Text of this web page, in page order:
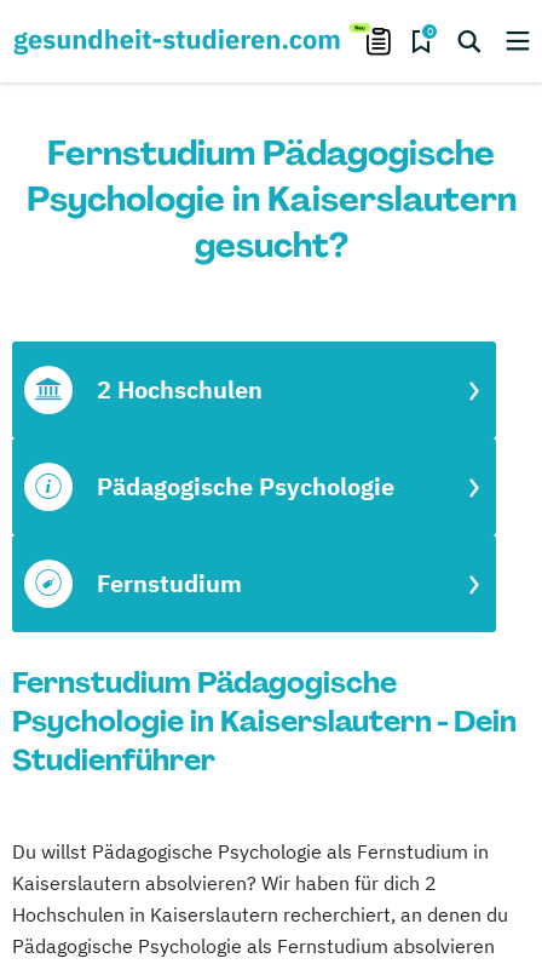
0
Fernstudium Pädagogische
Psychologie in Kaiserslautern
gesucht?
Fernstudium
Pädagogische Psychologie
2 Hochschulen
Fernstudium Pädagogische
Psychologie in Kaiserslautern - Dein
Studienführer
Du willst Pädagogische Psychologie als Fernstudium in
Kaiserslautern absolvieren? Wir haben für dich 2
Hochschulen in Kaiserslautern recherchiert, an denen du
Pädagogische Psychologie als Fernstudium absolvieren